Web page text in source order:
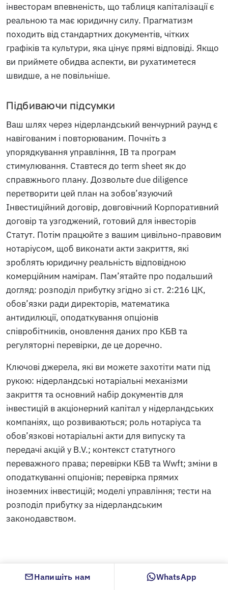
інвесторам впевненість, що таблиця капіталізації є
реальною та має юридичну силу. Прагматизм
походить від стандартних документів, чітких
графіків та культури, яка цінує прямі відповіді. Якщо
ви приймете обидва аспекти, ви рухатиметеся
швидше, а не повільніше.
Підбиваючи підсумки
Ваш шлях через нідерландський венчурний раунд є
навігованим і повторюваним. Почніть з
упорядкування управління, ІВ та програм
стимулювання. Ставтеся до term sheet як до
справжнього плану. Дозвольте due diligence
перетворити цей план на зобов’язуючий
Інвестиційний договір, довговічний Корпоративний
договір та узгоджений, готовий для інвесторів
Статут. Потім працюйте з вашим цивільно-правовим
нотаріусом, щоб виконати акти закриття, які
зроблять юридичну реальність відповідною
комерційним намірам. Пам’ятайте про подальший
догляд: розподіл прибутку згідно зі ст. 2:216 ЦК,
обов’язки ради директорів, математика
антидилюції, оподаткування опціонів
співробітників, оновлення даних про КБВ та
регуляторні перевірки, де це доречно.
Ключові джерела, які ви можете захотіти мати під
рукою: нідерландські нотаріальні механізми
закриття та основний набір документів для
інвестицій в акціонерний капітал у нідерландських
компаніях, що розвиваються; роль нотаріуса та
обов’язкові нотаріальні акти для випуску та
передачі акцій у B.V.; контекст статутного
переважного права; перевірки КБВ та Wwft; зміни в
оподаткуванні опціонів; перевірка прямих
іноземних інвестицій; моделі управління; тести на
розподіл прибутку за нідерландським
законодавством.
Інші статті
Напишіть нам WhatsApp